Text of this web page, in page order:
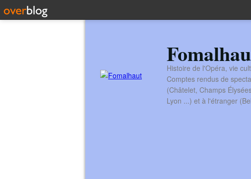
Histoire de l'Opéra, vie
Comptes rendus de
(Châtelet, Champs
Lyon ...) et à l'étranger